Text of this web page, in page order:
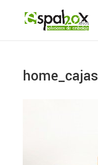
home_cajas